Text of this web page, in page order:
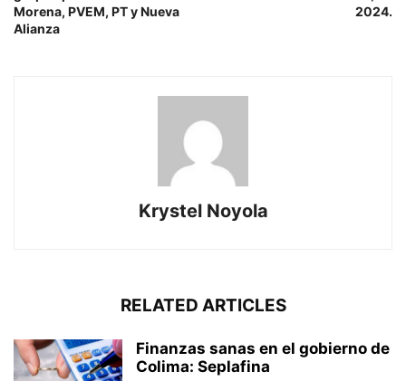
Morena, PVEM, PT y Nueva
Alianza
2024.
Krystel Noyola
RELATED ARTICLES
Finanzas sanas en el gobierno de
Colima: Seplafina